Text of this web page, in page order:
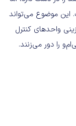
این موضوع می‌تواند
واحدهای کنترل